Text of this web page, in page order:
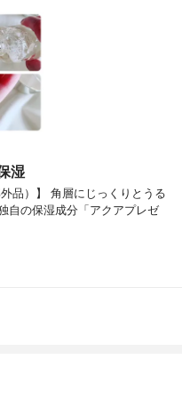
湿
品）】 角層にじっくりとうる
自の保湿成分「アクアプレゼ